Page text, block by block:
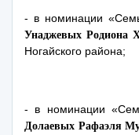
- в номинации
Унаджевых Родиона
Ногайского района;
- в номинации
Долаевых Рафаэля